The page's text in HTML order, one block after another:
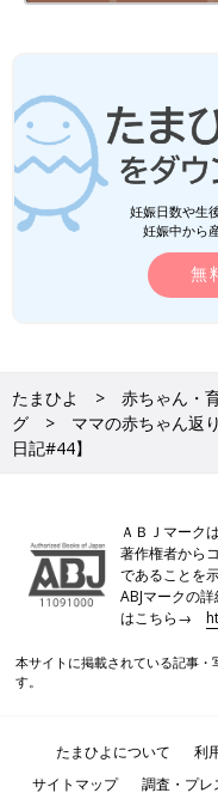
妊娠日数や生
妊娠中から
無
たまひよ 赤ちゃん・
グ
ママの赤ちゃん返
日記#44】
ＡＢＪマーク
著作権者から
であることを
ABJマークの
はこちら→
本サイトに掲載されている記事
す。
たまひよについて 利
サイトマップ
調査・プレ